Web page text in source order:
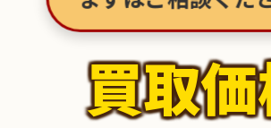
まずはご相談くだ
買取